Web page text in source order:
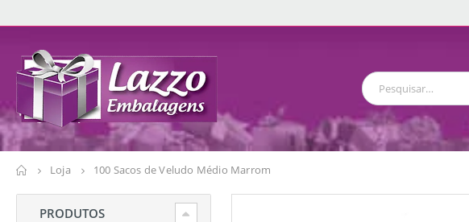
Loja 100 Sacos de Veludo Médio Marrom
PRODUTOS